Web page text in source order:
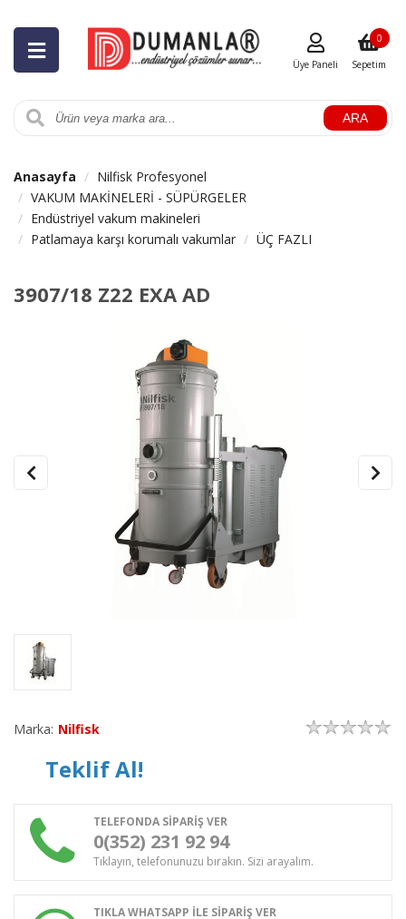
ARA
Üye Paneli Sepetim
0
Anasayfa
Nilfisk Profesyonel
VAKUM MAKİNELERİ - SÜPÜRGELER
Endüstriyel vakum makineleri
Patlamaya karşı korumalı vakumlar
ÜÇ FAZLI
3907/18 Z22 EXA AD
Marka: Nilfisk
Teklif Al!
TELEFONDA SİPARİŞ VER
0(352) 231 92 94
Tıklayın, telefonunuzu bırakın. Sizi arayalım.
TIKLA WHATSAPP İLE SİPARİŞ VER